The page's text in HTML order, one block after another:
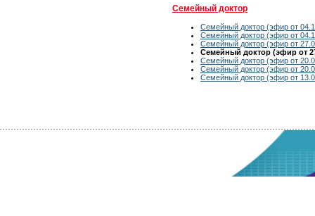
Семейный доктор
Семейный доктор (эфир от
Семейный доктор (эфир от
Семейный доктор (эфир от
Семейный доктор (эфир от
Семейный доктор (эфир от
Семейный доктор (эфир от
Семейный доктор (эфир от